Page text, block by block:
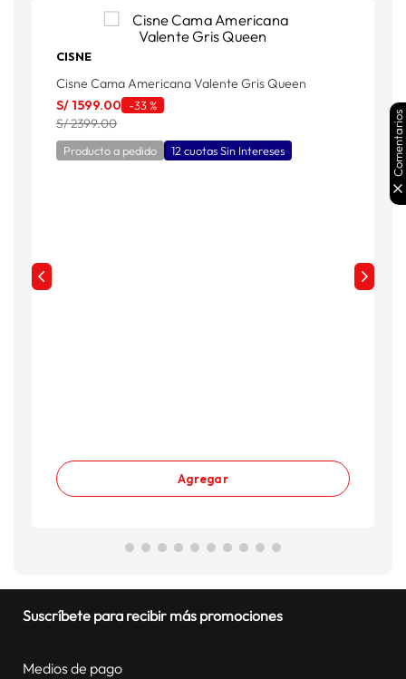
CISNE
Cisne Cama Americana Valente Gris Queen
S/ 1599.00 -33 %
S/ 2399.00
Producto a pedido 12 cuotas Sin Intereses
Agregar
Suscríbete para recibir más promociones
Medios de pago
Comentarios